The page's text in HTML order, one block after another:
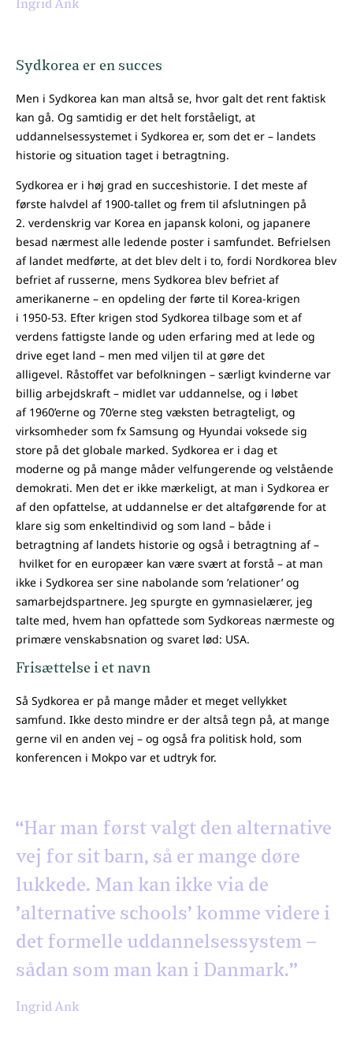
Ingrid Ank
Sydkorea er en succes
Men i Sydkorea kan man altså se, hvor galt det rent faktisk
kan gå. Og samtidig er det helt forståeligt, at
uddannelsessystemet i Sydkorea er, som det er – landets
historie og situation taget i betragtning.
Sydkorea er i høj grad en succeshistorie. I det meste af
første halvdel af 1900-tallet og frem til afslutningen på
2. verdenskrig var Korea en japansk koloni, og japanere
besad nærmest alle ledende poster i samfundet. Befrielsen
af landet medførte, at det blev delt i to, fordi Nordkorea blev
befriet af russerne, mens Sydkorea blev befriet af
amerikanerne – en opdeling der førte til Korea-krigen
i 1950-53. Efter krigen stod Sydkorea tilbage som et af
verdens fattigste lande og uden erfaring med at lede og
drive eget land – men med viljen til at gøre det
alligevel. Råstoffet var befolkningen – særligt kvinderne var
billig arbejdskraft – midlet var uddannelse, og i løbet
af 1960’erne og 70’erne steg væksten betragteligt, og
virksomheder som fx Samsung og Hyundai voksede sig
store på det globale marked. Sydkorea er i dag et
moderne og på mange måder velfungerende og velstående
demokrati. Men det er ikke mærkeligt, at man i Sydkorea er
af den opfattelse, at uddannelse er det altafgørende for at
klare sig som enkeltindivid og som land – både i
betragtning af landets historie og også i betragtning af –
hvilket for en europæer kan være svært at forstå – at man
ikke i Sydkorea ser sine nabolande som ’relationer’ og
samarbejdspartnere. Jeg spurgte en gymnasielærer, jeg
talte med, hvem han opfattede som Sydkoreas nærmeste og
primære venskabsnation og svaret lød: USA.
Frisættelse i et navn
Så Sydkorea er på mange måder et meget vellykket
samfund. Ikke desto mindre er der altså tegn på, at mange
gerne vil en anden vej – og også fra politisk hold, som
konferencen i Mokpo var et udtryk for.
“Har man først valgt den alternative
vej for sit barn, så er mange døre
lukkede. Man kan ikke via de
’alternative schools’ komme videre i
det formelle uddannelsessystem –
sådan som man kan i Danmark.”
Ingrid Ank